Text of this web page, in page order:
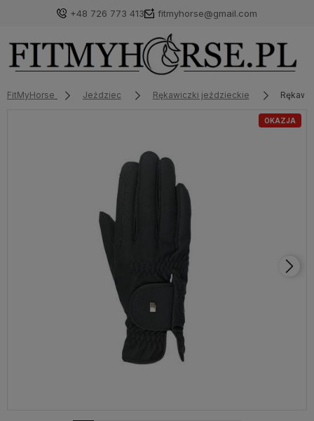
+48 726 773 413 fitmyhorse@gmail.com
FitMyHorse Jeździec Rękawiczki jeździeckie
OKAZJA